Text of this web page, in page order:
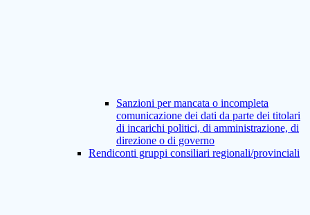
Sanzioni per mancata o incompleta
comunicazione dei dati da parte dei titolari
di incarichi politici, di amministrazione, di
direzione o di governo
Rendiconti gruppi consiliari regionali/provinciali